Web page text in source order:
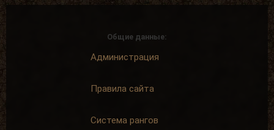
Общие данные:
Администрация
Правила сайта
Система рангов